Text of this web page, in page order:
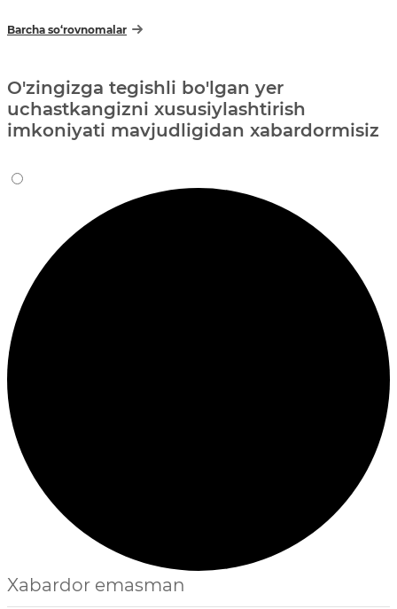
Barcha so‘rovnomalar
O'zingizga tegishli bo'lgan yer
uchastkangizni xususiylashtirish
imkoniyati mavjudligidan xabardormisiz
Xabardor emasman